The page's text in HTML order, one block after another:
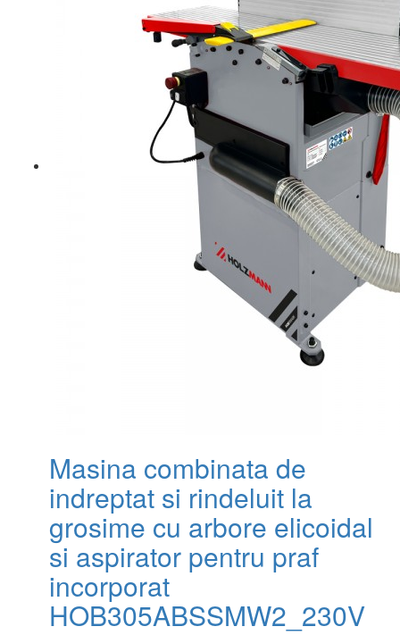
Masina combinata de
indreptat si rindeluit la
grosime cu arbore elicoidal
si aspirator pentru praf
incorporat
HOB305ABSSMW2_230V